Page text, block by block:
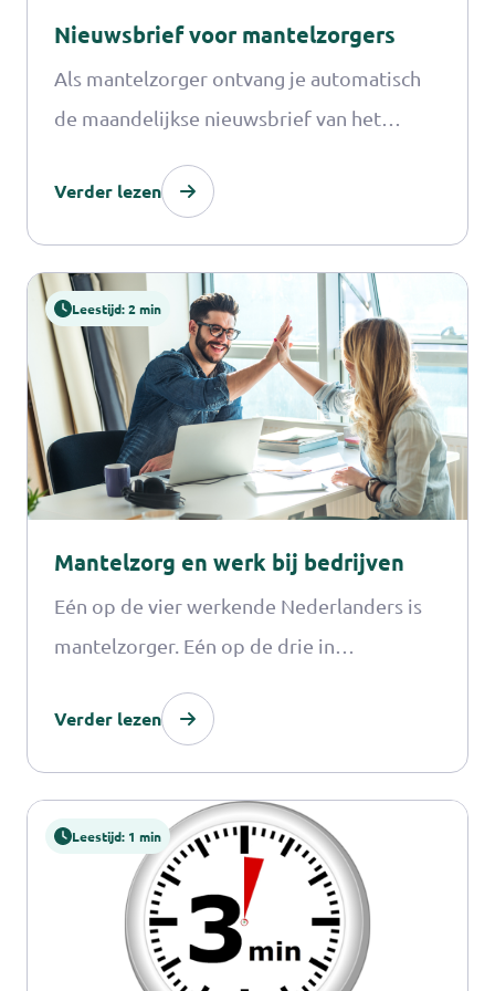
Nieuwsbrief voor mantelzorgers
Als mantelzorger ontvang je automatisch
de maandelijkse nieuwsbrief van het
Verder lezen
Leestijd: 2 min
Mantelzorg en werk bij bedrijven
Eén op de vier werkende Nederlanders is
mantelzorger. Eén op de drie in
jouw organisatie? En hoe houdt die de
Verder lezen
Leestijd: 1 min